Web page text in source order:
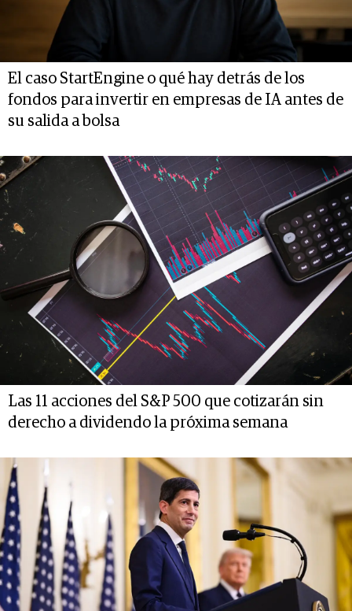
El caso StartEngine o qué hay detrás de los
fondos para invertir en empresas de IA antes de
su salida a bolsa
Las 11 acciones del S&P 500 que cotizarán sin
derecho a dividendo la próxima semana